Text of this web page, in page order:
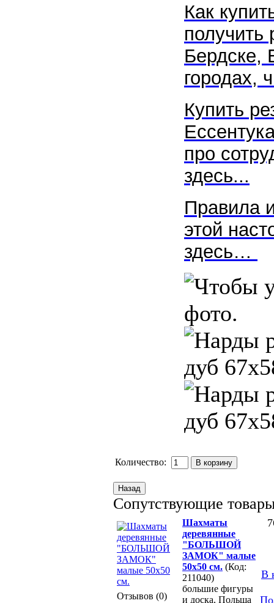
Как
получить
Бердске,
городах,
Купить
про
здесь...
Правила
этой
здесь…
Количество:
Сопутствующие
Отзывов (0)
Шахматы
деревянные
"БОЛЬШОЙ
ЗАМОК" малые
50х50 см. (Код:
211040)
большие фигуры
и доска, Польша
В